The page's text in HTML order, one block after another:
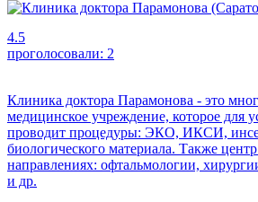
4.5
проголосовали: 2
Клиника доктора Парамонова - это
медицинское учреждение, которое для
проводит процедуры: ЭКО, ИКСИ,
биологического материала. Также центр
направлениях: офтальмологии,
и др.